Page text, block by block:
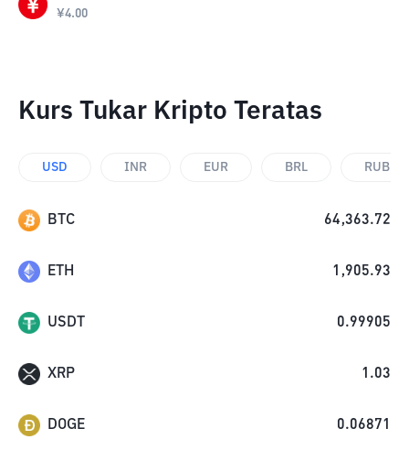
¥4.00
Kurs Tukar Kripto Teratas
USD INR EUR BRL RUB
BTC 64,363.72
ETH 1,905.93
USDT 0.99905
XRP 1.03
DOGE 0.06871